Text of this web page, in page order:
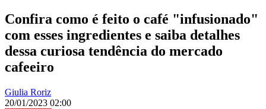
Confira como é feito o café "infusionado"
com esses ingredientes e saiba detalhes
dessa curiosa tendência do mercado
cafeeiro
Giulia Roriz
20/01/2023 02:00